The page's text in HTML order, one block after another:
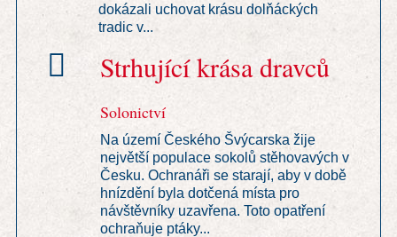
dokázali uchovat krásu dolňáckých
tradic v...
Strhující krása dravců
Solonictví
Na území Českého Švýcarska žije
největší populace sokolů stěhovavých v
Česku. Ochranáři se starají, aby v době
hnízdění byla dotčená místa pro
návštěvníky uzavřena. Toto opatření
ochraňuje ptáky...